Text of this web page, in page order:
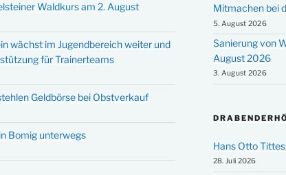
Waldkurs am 2. August
wächst im Jugendbereich weiter und
für Trainerteams
Geldbörse bei Obstverkauf
Bomig unterwegs
Mitmachen bei
5. August 2026
Sanierung von
August 2026
3. August 2026
Hans Otto
28. Juli 2026